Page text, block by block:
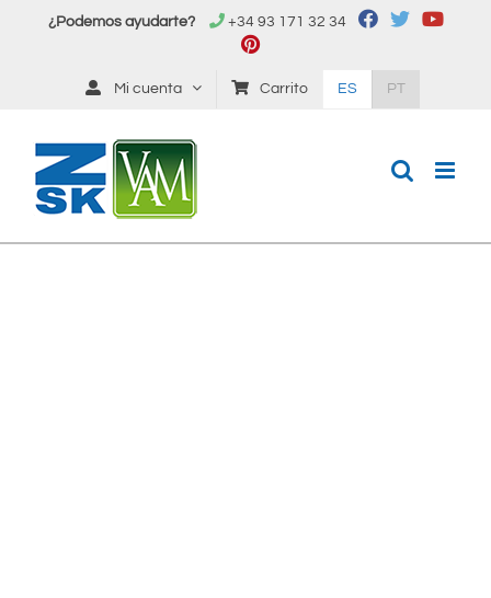
¿Podemos ayudarte? +34 93 171 32 34
Mi cuenta Carrito ES PT